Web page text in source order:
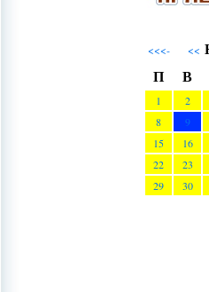
<<<- <<
П
В
1
2
8
9
15
16
22
23
29
30